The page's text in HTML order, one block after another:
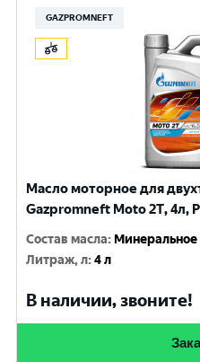
GAZPROMNEFT
Масло моторное для
Gazpromneft Мoto 2Т, 4л,
Состав масла: Минеральное
Литраж, л:4 л
В наличии, звоните!